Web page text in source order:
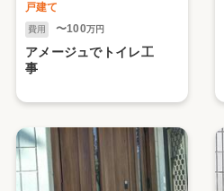
戸建て
費用 〜100万円
アメージュでトイレ工
事